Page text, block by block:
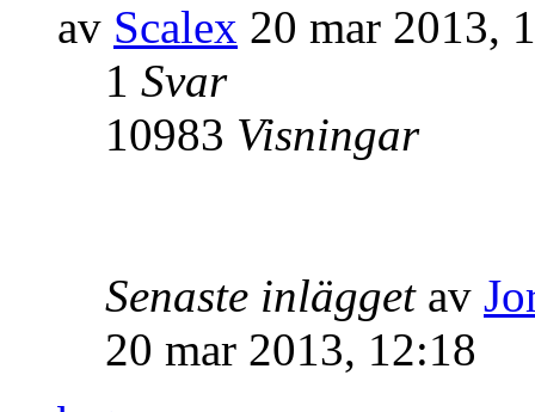
av Scalex 20 mar 2013,
1 Svar
10983 Visningar
Senaste inlägget av
20 mar 2013, 12:18